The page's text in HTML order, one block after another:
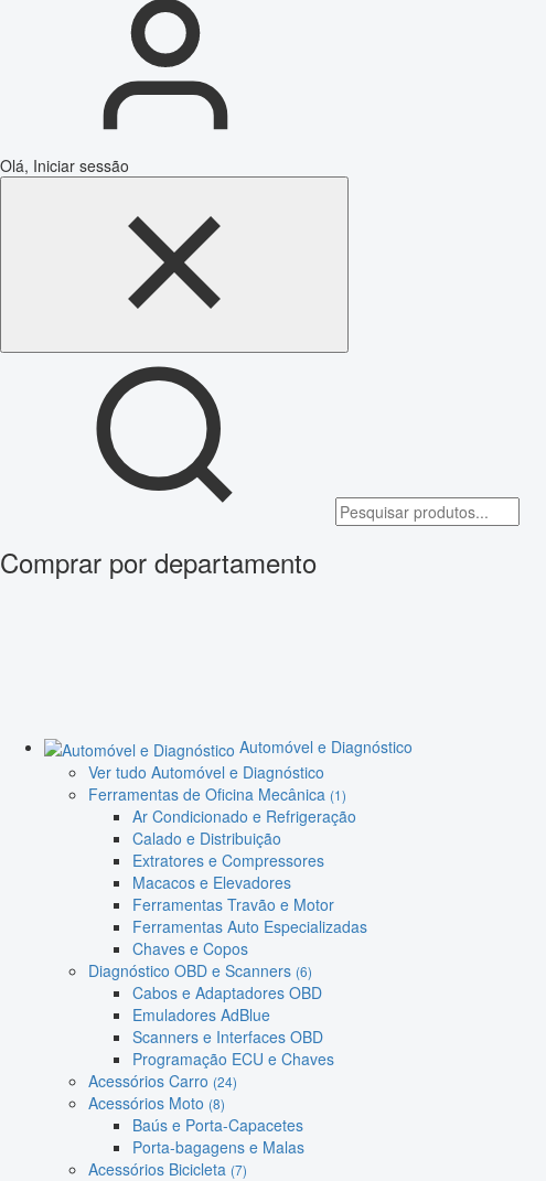
Olá, Iniciar sessão
Comprar por departamento
Automóvel e Diagnóstico
Ver tudo Automóvel e Diagnóstico
Ferramentas de Oficina Mecânica (1)
Ar Condicionado e Refrigeração
Calado e Distribuição
Extratores e Compressores
Macacos e Elevadores
Ferramentas Travão e Motor
Ferramentas Auto Especializadas
Chaves e Copos
Diagnóstico OBD e Scanners (6)
Cabos e Adaptadores OBD
Emuladores AdBlue
Scanners e Interfaces OBD
Programação ECU e Chaves
Acessórios Carro (24)
Acessórios Moto (8)
Baús e Porta-Capacetes
Porta-bagagens e Malas
Acessórios Bicicleta (7)